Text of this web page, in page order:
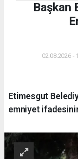
Başkan
02.08.2026 -
Etimesgut
emniyet